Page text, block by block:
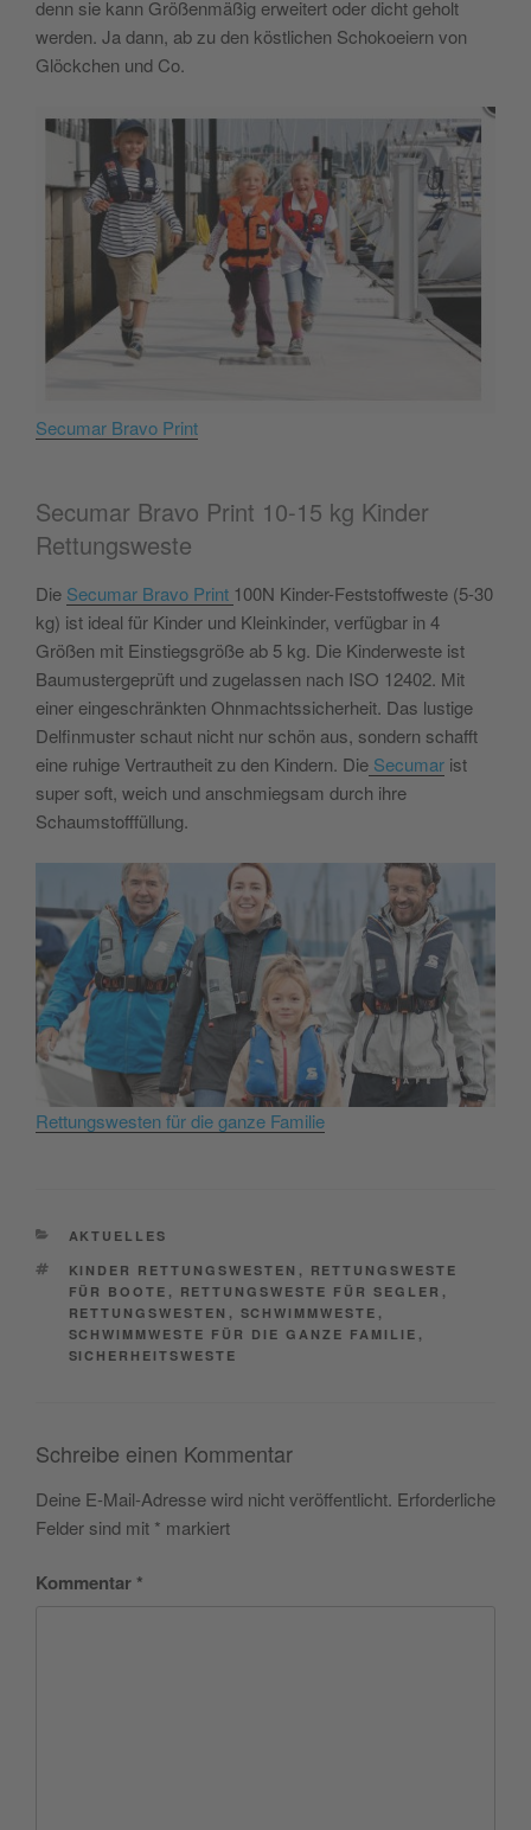
denn sie kann Größenmäßig erweitert oder dicht geholt
werden. Ja dann, ab zu den köstlichen Schokoeiern von
Glöckchen und Co.
Secumar Bravo Print
Secumar Bravo Print 10-15 kg Kinder
Rettungsweste
Die Secumar Bravo Print 100N Kinder-Feststoffweste (5-30
kg) ist ideal für Kinder und Kleinkinder, verfügbar in 4
Größen mit Einstiegsgröße ab 5 kg. Die Kinderweste ist
Baumustergeprüft und zugelassen nach ISO 12402. Mit
einer eingeschränkten Ohnmachtssicherheit. Das lustige
Delfinmuster schaut nicht nur schön aus, sondern schafft
eine ruhige Vertrautheit zu den Kindern. Die Secumar ist
super soft, weich und anschmiegsam durch ihre
Schaumstofffüllung.
Rettungswesten für die ganze Familie
CATEGORIES
AKTUELLES
TAGS
KINDER RETTUNGSWESTEN , RETTUNGSWESTE
FÜR BOOTE , RETTUNGSWESTE FÜR SEGLER ,
RETTUNGSWESTEN , SCHWIMMWESTE ,
SCHWIMMWESTE FÜR DIE GANZE FAMILIE ,
SICHERHEITSWESTE
Schreibe einen Kommentar
Deine E-Mail-Adresse wird nicht veröffentlicht. Erforderliche
Felder sind mit * markiert
Kommentar *